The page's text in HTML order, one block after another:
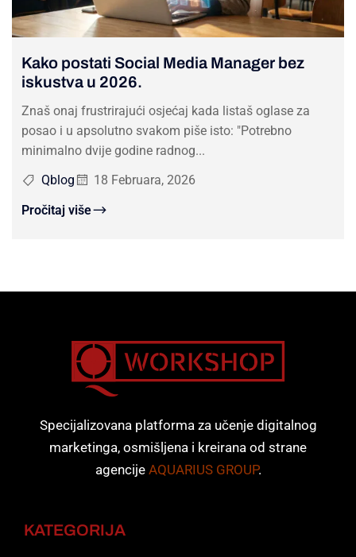
Kako postati Social Media Manager bez
iskustva u 2026.
Znaš onaj frustrirajući osjećaj kada listaš oglase za
posao i u apsolutno svakom piše isto: "Potrebno
minimalno dvije godine radnog...
Qblog
18 Februara, 2026
Pročitaj više
Specijalizovana platforma za učenje digitalnog
marketinga, osmišljena i kreirana od strane
agencije AQUARIUS GROUP.
KATEGORIJA